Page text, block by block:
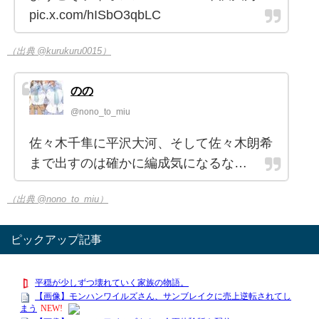
pic.x.com/hISbO3qbLC
（出典 @kurukuru0015）
のの
@nono_to_miu
佐々木千隼に平沢大河、そして佐々木朗希
まで出すのは確かに編成気になるな…
（出典 @nono_to_miu）
ピックアップ記事